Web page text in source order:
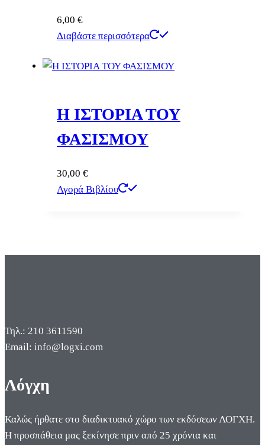
6,00 €
Διαβάστε περισσότερα
Η ΙΣΤΟΡΙΑ ΤΟΥ
ΦΑΣΙΣΜΟΥ
30,00 €
Αγορά Βιβλίου
Τηλ.: 210 3611590
Email: info@logxi.com
Λόγχη
Καλώς ήρθατε στο διαδικτυακό χώρο των εκδόσεων ΛΟΓΧΗ.
Η προσπάθεια μας ξεκίνησε πριν από 25 χρόνια και